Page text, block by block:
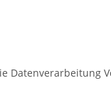
Datenverarbeitung